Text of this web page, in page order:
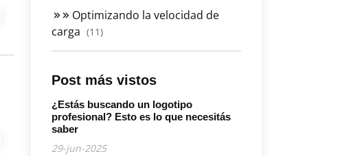
Optimizando la velocidad de
carga (11)
Post más vistos
¿Estás buscando un logotipo
profesional? Esto es lo que necesitás
saber
29-jun-2025